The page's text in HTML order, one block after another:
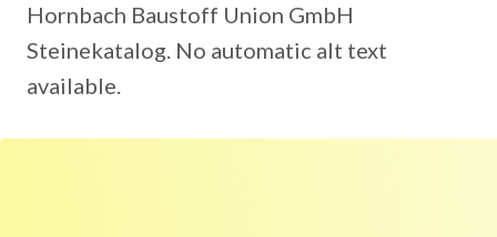
Hornbach Baustoff Union GmbH
Steinekatalog. No automatic alt text
available.